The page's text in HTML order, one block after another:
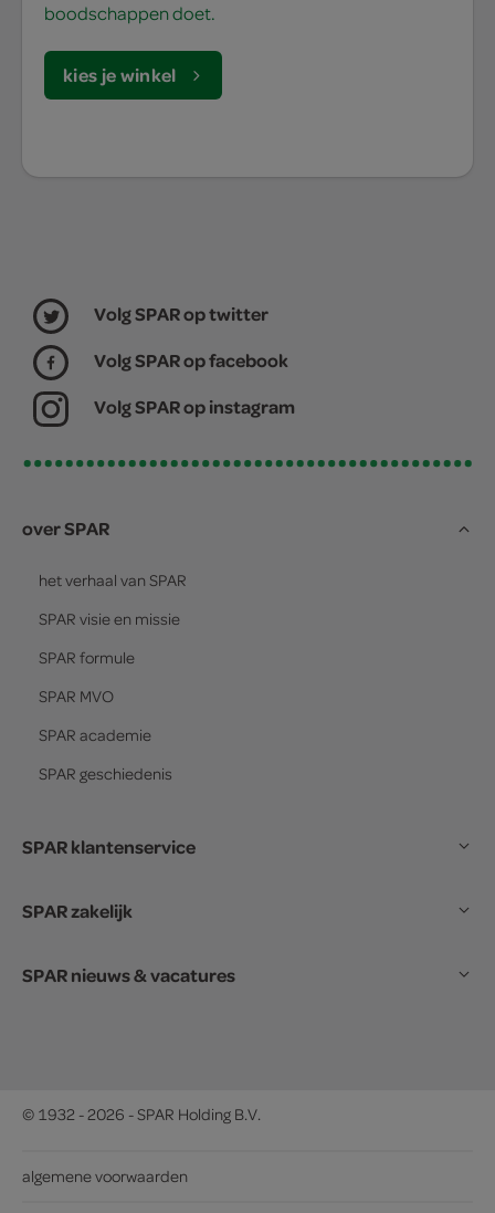
boodschappen doet.
kies je winkel
Volg SPAR op twitter
Volg SPAR op facebook
Volg SPAR op instagram
over SPAR
het verhaal van SPAR
SPAR visie en missie
SPAR formule
SPAR MVO
SPAR academie
SPAR geschiedenis
SPAR klantenservice
SPAR zakelijk
SPAR nieuws & vacatures
© 1932 - 2026 - SPAR Holding B.V.
algemene voorwaarden